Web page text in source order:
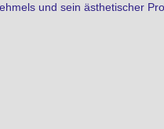
und sein ästhetischer